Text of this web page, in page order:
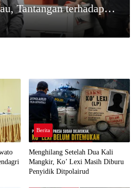
Tantangan terhadap
Hukum
Berita
Menghilang Setelah Dua Kali
Mangkir, Ko’ Lexi Masih Diburu
Penyidik Ditpolairud